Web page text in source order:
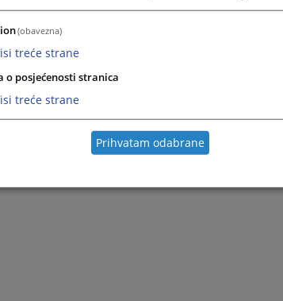
(obavezna)
treće strane
o posjećenosti stranica
treće strane
Prihvatam odabrane